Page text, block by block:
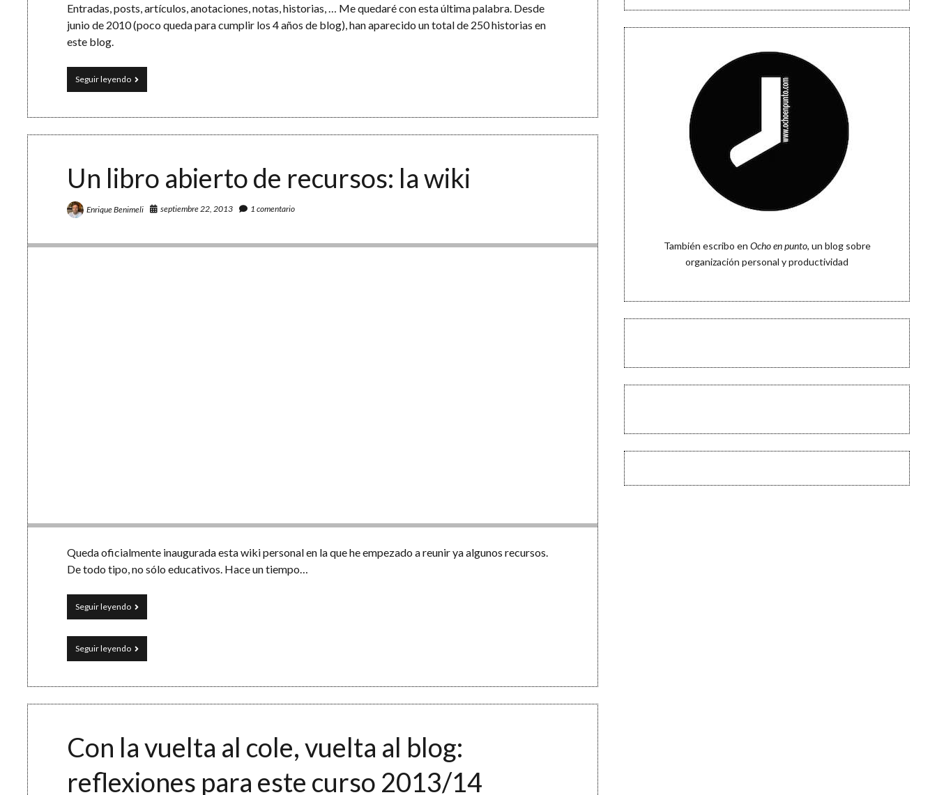
Entradas, posts, artículos, anotaciones, notas, historias, … Me quedaré con esta última palabra. Desde
junio de 2010 (poco queda para cumplir los 4 años de blog), han aparecido un total de 250 historias en
este blog.
Seguir leyendo250
historias
Esfera
Un libro abierto de recursos: la wiki
Enrique Benimeli septiembre 22, 2013 1 comentario
Queda oficialmente inaugurada esta wiki personal en la que he empezado a reunir ya algunos recursos.
De todo tipo, no sólo educativos. Hace un tiempo…
Seguir leyendoUn
libro
de
Seguir leyendoUn
libro
de
Con la vuelta al cole, vuelta al blog:
reflexiones para este curso 2013/14
También escribo en Ocho en punto, un blog sobre
organización personal y productividad